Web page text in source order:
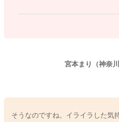
の婦人科でご相談なさってみるこ
少しでも参考になればと思います
宮本まり（神奈
そうなのですね。イライラした気